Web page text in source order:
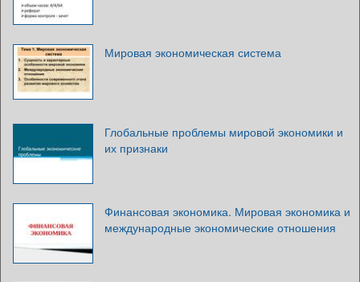
Мировая экономическая система
Глобальные проблемы мировой экономики и
их признаки
Финансовая экономика. Мировая экономика и
международные экономические отношения